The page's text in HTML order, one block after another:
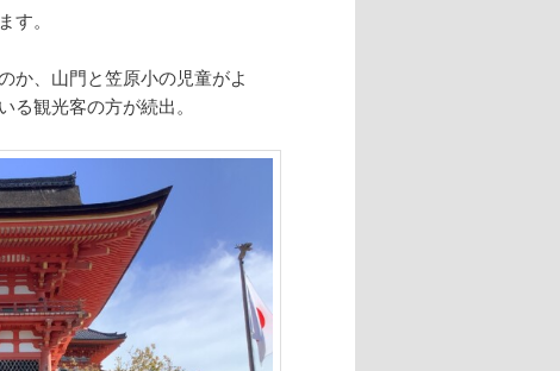
。
か、山門と笠原小の児童がよ
観光客の方が続出。